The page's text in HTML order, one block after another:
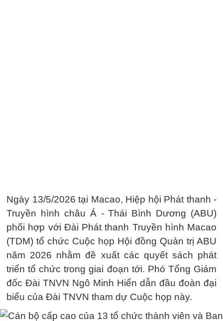
Ngày 13/5/2026 tại Macao, Hiệp hội Phát thanh -
Truyền hình châu Á - Thái Bình Dương (ABU)
phối hợp với Đài Phát thanh Truyền hình Macao
(TDM) tổ chức Cuộc họp Hội đồng Quản trị ABU
năm 2026 nhằm đề xuất các quyết sách phát
triển tổ chức trong giai đoạn tới. Phó Tổng Giám
đốc Đài TNVN Ngô Minh Hiển dẫn đầu đoàn đại
biểu của Đài TNVN tham dự Cuộc họp này.